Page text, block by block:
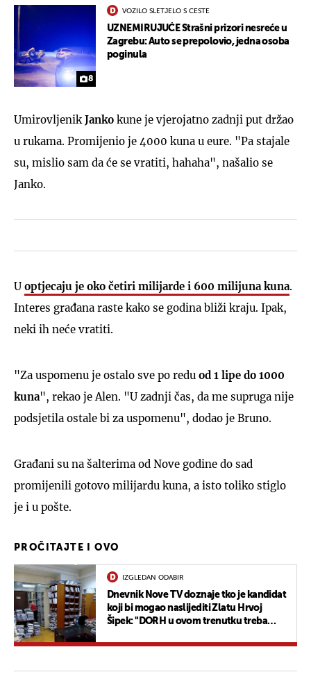
8
VOZILO SLETJELO S CESTE
UZNEMIRUJUĆE Strašni prizori nesreće u
Zagrebu: Auto se prepolovio, jedna osoba
poginula
Umirovljenik Janko kune je vjerojatno zadnji put držao
u rukama. Promijenio je 4000 kuna u eure. "Pa stajale
su, mislio sam da će se vratiti, hahaha", našalio se
Janko.
U optjecaju je oko četiri milijarde i 600 milijuna kuna.
Interes građana raste kako se godina bliži kraju. Ipak,
neki ih neće vratiti.
"Za uspomenu je ostalo sve po redu od 1 lipe do 1000
kuna", rekao je Alen. "U zadnji čas, da me supruga nije
podsjetila ostale bi za uspomenu", dodao je Bruno.
Građani su na šalterima od Nove godine do sad
promijenili gotovo milijardu kuna, a isto toliko stiglo
je i u pošte.
PROČITAJTE I OVO
IZGLEDAN ODABIR
Dnevnik Nove TV doznaje tko je kandidat
koji bi mogao naslijediti Zlatu Hrvoj
Šipek: "DORH u ovom trenutku treba